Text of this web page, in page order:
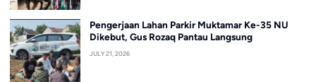
Pengerjaan Lahan Parkir Muktamar Ke-35 NU
Dikebut, Gus Rozaq Pantau Langsung
JULY 21, 2026